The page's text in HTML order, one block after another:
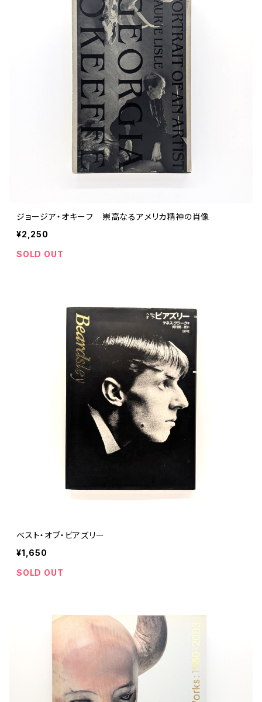
ジョージア・オキーフ 崇高なるアメリカ精神の肖像
¥2,250
SOLD OUT
ベスト・オブ・ビアズリー
¥1,650
SOLD OUT